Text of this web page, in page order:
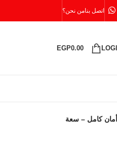
اتصل بنامن نحن؟
EGP0.00
– أمان كامل – سعة